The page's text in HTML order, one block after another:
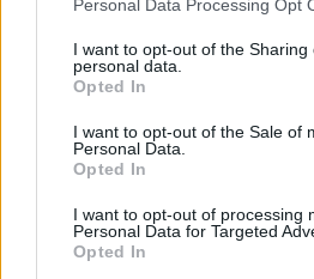
Personal Data Processing Opt
I want to opt-out of the Sharing
personal data.
Opted In
I want to opt-out of the Sale of
Personal Data.
Opted In
I want to opt-out of processing
Personal Data for Targeted
Opted In
Ο τραγικός θάνατος της
αποτελέσει ένα από τα
σεζόν του The Crown.
Suzanne Mackie, το
έχει προσεγγιστεί με